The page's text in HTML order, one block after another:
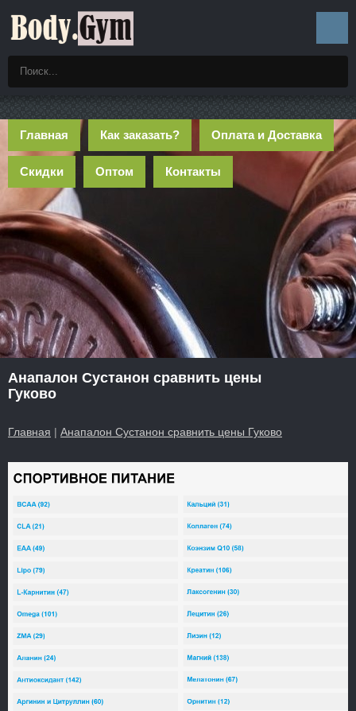
Главная Как заказать? Оплата и Доставка
Скидки Оптом Контакты
Анапалон Сустанон сравнить цены
Гуково
Главная | Анапалон Сустанон сравнить цены Гуково